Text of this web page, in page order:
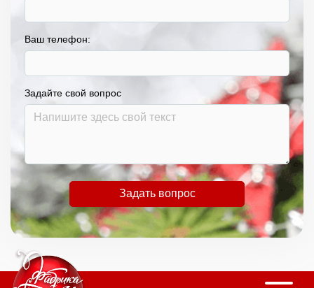
Ваш телефон:
Задайте свой вопрос
Задать вопрос